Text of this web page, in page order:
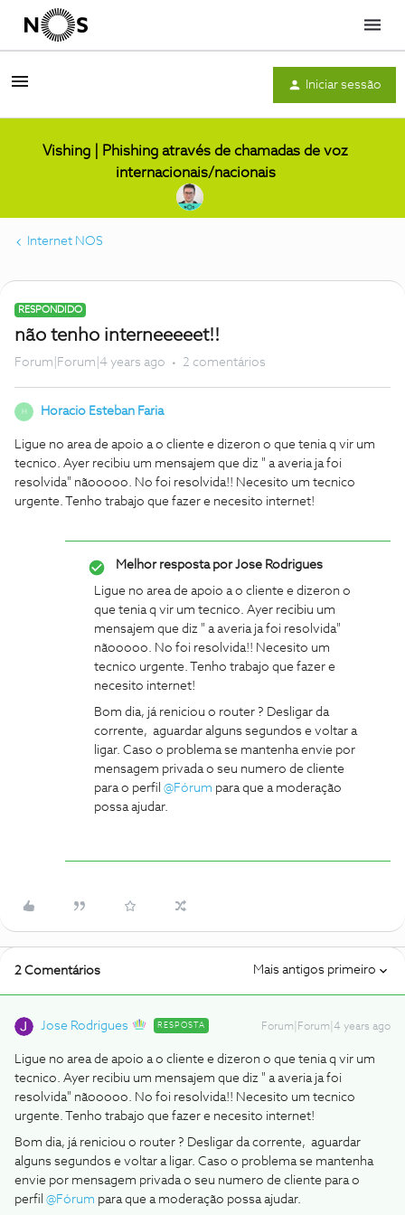
Menu
Iniciar sessão
Vishing | Phishing através de chamadas de voz
internacionais/nacionais
Internet NOS
RESPONDIDO
não tenho interneeeeet!!
Forum|Forum|4 years ago 2 comentários
H Horacio Esteban Faria
Ligue no area de apoio a o cliente e dizeron o que tenia q vir um
tecnico. Ayer recibiu um mensajem que diz " a averia ja foi
resolvida" nãooooo. No foi resolvida!! Necesito um tecnico
urgente. Tenho trabajo que fazer e necesito internet!
Melhor resposta porJose Rodrigues
Ligue no area de apoio a o cliente e dizeron o
que tenia q vir um tecnico. Ayer recibiu um
mensajem que diz " a averia ja foi resolvida"
nãooooo. No foi resolvida!! Necesito um
tecnico urgente. Tenho trabajo que fazer e
necesito internet!
Bom dia, já reniciou o router ? Desligar da
corrente, aguardar alguns segundos e voltar a
ligar. Caso o problema se mantenha envie por
mensagem privada o seu numero de cliente
para o perfil @Fórum para que a moderação
possa ajudar.
2 Comentários Mais antigos primeiro
Jose Rodrigues RESPOSTA Forum|Forum|4 years ago
Ligue no area de apoio a o cliente e dizeron o que tenia q vir um
tecnico. Ayer recibiu um mensajem que diz " a averia ja foi
resolvida" nãooooo. No foi resolvida!! Necesito um tecnico
urgente. Tenho trabajo que fazer e necesito internet!
Bom dia, já reniciou o router ? Desligar da corrente, aguardar
alguns segundos e voltar a ligar. Caso o problema se mantenha
envie por mensagem privada o seu numero de cliente para o
perfil @Fórum para que a moderação possa ajudar.